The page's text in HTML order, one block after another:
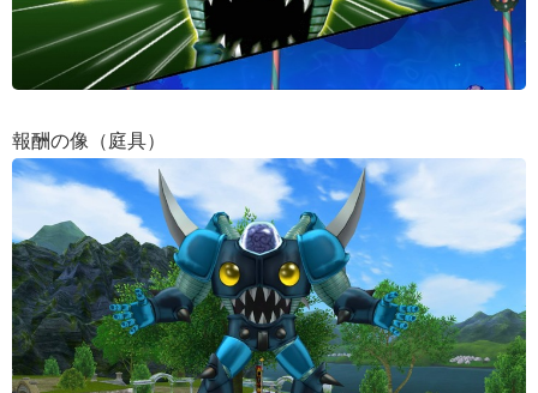
報酬の像（庭具）